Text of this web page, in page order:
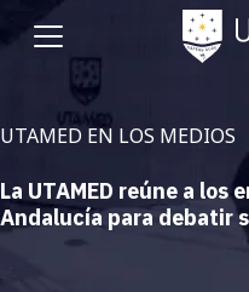
Pasar
contenido
principal
Abrir
menu
UTAMED EN LOS MEDIOS
La UTAMED reúne a los
Andalucía para debatir